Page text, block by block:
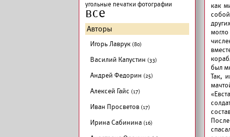
угольные печаткифотографии
все
Авторы
Игорь Лаврук (80)
Василий Капустин (33)
Андрей Федорин (25)
Алексей Гайс (17)
Иван Просветов (17)
Ирина Сабинина (16)
как
был
Так,